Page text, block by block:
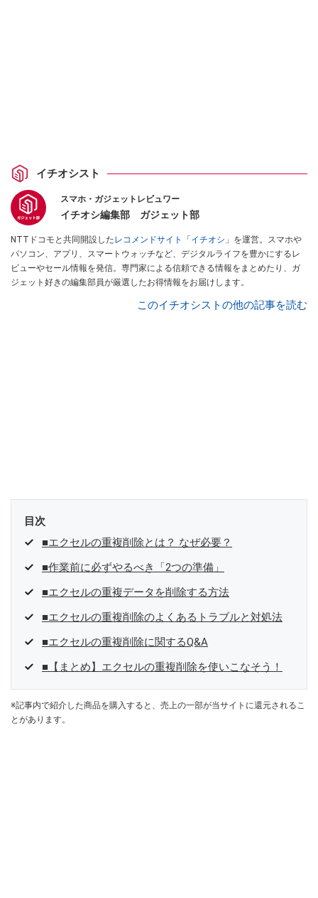
イチオシスト
スマホ・ガジェットレビュワー
イチオシ編集部 ガジェット部
NTTドコモと共同開設したレコメンドサイト「イチオシ」 を運営。スマホや
パソコン、アプリ、スマートウォッチなど、デジタルライフを豊かにするレ
ビューやセール情報を発信。専門家による信頼できる情報をまとめたり、ガ
ジェット好きの編集部員が厳選したお得情報をお届けします。
このイチオシストの他の記事を読む
目次
■エクセルの重複削除とは？ なぜ必要？
■作業前に必ずやるべき「2つの準備」
■エクセルの重複データを削除する方法
■エクセルの重複削除のよくあるトラブルと対処法
■エクセルの重複削除に関するQ&A
■【まとめ】エクセルの重複削除を使いこなそう！
※記事内で紹介した商品を購入すると、売上の一部が当サイトに還元されるこ
とがあります。